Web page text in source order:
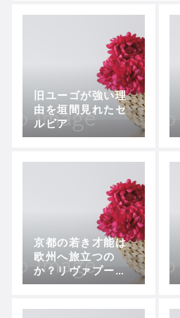
旧ユーゴが強い理
由を垣間見れたセ
ルビア
京都の若き才能は
欧州へ旅立つの
か？リヴァプール
からも正式オファ